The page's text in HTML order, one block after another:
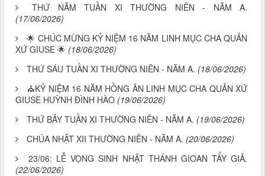
THỨ NĂM TUẦN XI THƯỜNG NIÊN - NĂM A.
(17/06/2026)
🌟 CHÚC MỪNG KỶ NIỆM 16 NĂM LINH MỤC CHA QUẢN
XỨ GIUSE 🌟 (18/06/2026)
THỨ SÁU TUẦN XI THƯỜNG NIÊN - NĂM A. (18/06/2026)
⛪KỶ NIỆM 16 NĂM HỒNG ÂN LINH MỤC CHA QUẢN XỨ
GIUSE HUỲNH ĐÌNH HÀO (19/06/2026)
THỨ BẢY TUẦN XI THƯỜNG NIÊN - NĂM A. (19/06/2026)
CHÚA NHẬT XII THƯỜNG NIÊN - NĂM A. (20/06/2026)
23/06: LỄ VỌNG SINH NHẬT THÁNH GIOAN TẨY GIẢ.
(22/06/2026)